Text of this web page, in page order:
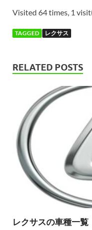
Visited 64 times, 1
TAGGED レクサス
RELATED POSTS
レクサスの車種一覧